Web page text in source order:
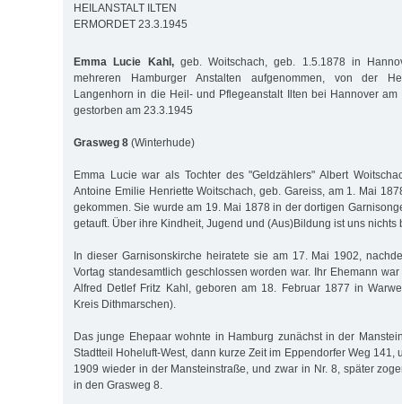
HEILANSTALT ILTEN
ERMORDET 23.3.1945
Emma Lucie Kahl,geb. Woitschach, geb. 1.5.1878 in
mehreren Hamburger Anstalten aufgenommen, von der
Langenhorn in die Heil- und Pflegeanstalt Ilten bei Hannover am
gestorben am 23.3.1945
Grasweg 8 (Winterhude)
Emma Lucie war als Tochter des "Geldzählers" Albert
Antoine Emilie Henriette Woitschach, geb. Gareiss, am 1. Mai
gekommen. Sie wurde am 19. Mai 1878 in der dortigen
getauft. Über ihre Kindheit, Jugend und (Aus)Bildung ist uns nichts
In dieser Garnisonskirche heiratete sie am 17. Mai 1902,
Vortag standesamtlich geschlossen worden war. Ihr Ehemann
Alfred Detlef Fritz Kahl, geboren am 18. Februar 1877 in
Kreis Dithmarschen).
Das junge Ehepaar wohnte in Hamburg zunächst in der
Stadtteil Hoheluft-West, dann kurze Zeit im Eppendorfer Weg 141,
1909 wieder in der Mansteinstraße, und zwar in Nr. 8, später
in den Grasweg 8.